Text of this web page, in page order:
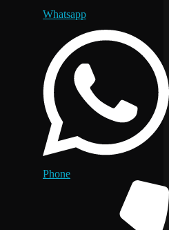
Whatsapp
Phone